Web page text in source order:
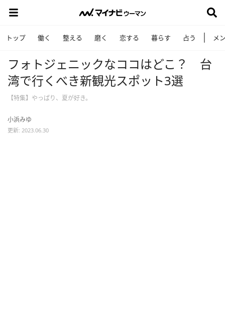
トップ 働く 整える 磨く 恋する 暮らす 占う メ
フォトジェニックなココはどこ？ 台
湾で行くべき新観光スポット3選
【特集】やっぱり、夏が好き。
小浜みゆ
更新: 2023.06.30